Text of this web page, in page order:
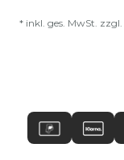
* inkl. ges. MwSt. zzgl.